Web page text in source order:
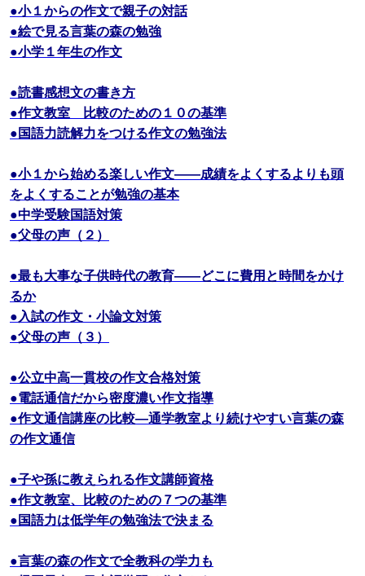
●小１からの作文で親子の対話
●絵で見る言葉の森の勉強
●小学１年生の作文
●読書感想文の書き方
●作文教室 比較のための１０の基準
●国語力読解力をつける作文の勉強法
●小１から始める楽しい作文――成績をよくするよりも頭
をよくすることが勉強の基本
●中学受験国語対策
●父母の声（２）
●最も大事な子供時代の教育――どこに費用と時間をかけ
るか
●入試の作文・小論文対策
●父母の声（３）
●公立中高一貫校の作文合格対策
●電話通信だから密度濃い作文指導
●作文通信講座の比較―通学教室より続けやすい言葉の森
の作文通信
●子や孫に教えられる作文講師資格
●作文教室、比較のための７つの基準
●国語力は低学年の勉強法で決まる
●言葉の森の作文で全教科の学力も